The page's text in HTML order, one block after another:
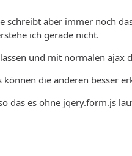
schreibt aber immer noch
ich gerade nicht.
und mit normalen ajax
die anderen besser
das es ohne jqery.form.js